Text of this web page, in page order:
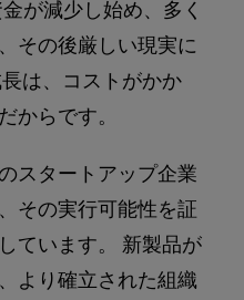
が減少し始め、多く
その後厳しい現実に
は、コストがかか
からです。
スタートアップ企業
その実行可能性を証
ています。 新製品が
より確立された組織